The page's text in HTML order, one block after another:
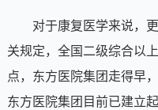
对于康复医学来说，
关规定，全国二级综合以
点，东方医院集团走得早
东方医院集团目前已建立